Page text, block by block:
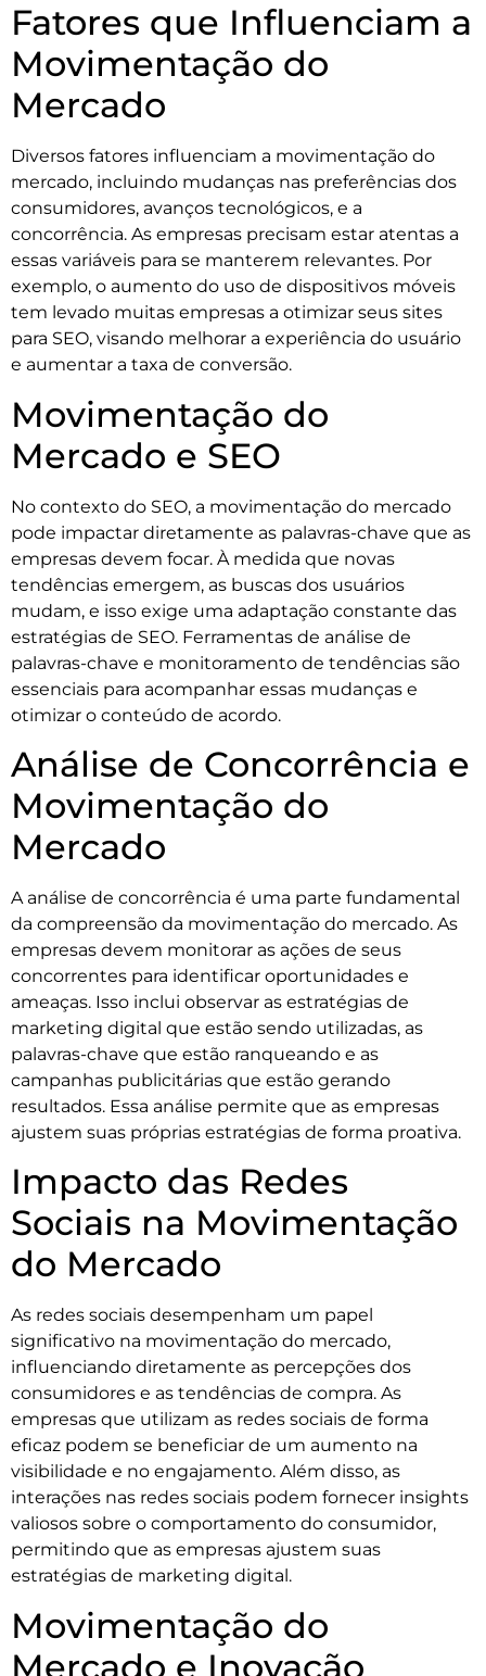
Fatores que Influenciam a
Movimentação do
Mercado
Diversos fatores influenciam a movimentação do
mercado, incluindo mudanças nas preferências dos
consumidores, avanços tecnológicos, e a
concorrência. As empresas precisam estar atentas a
essas variáveis para se manterem relevantes. Por
exemplo, o aumento do uso de dispositivos móveis
tem levado muitas empresas a otimizar seus sites
para SEO, visando melhorar a experiência do usuário
e aumentar a taxa de conversão.
Movimentação do
Mercado e SEO
No contexto do SEO, a movimentação do mercado
pode impactar diretamente as palavras-chave que as
empresas devem focar. À medida que novas
tendências emergem, as buscas dos usuários
mudam, e isso exige uma adaptação constante das
estratégias de SEO. Ferramentas de análise de
palavras-chave e monitoramento de tendências são
essenciais para acompanhar essas mudanças e
otimizar o conteúdo de acordo.
Análise de Concorrência e
Movimentação do
Mercado
A análise de concorrência é uma parte fundamental
da compreensão da movimentação do mercado. As
empresas devem monitorar as ações de seus
concorrentes para identificar oportunidades e
ameaças. Isso inclui observar as estratégias de
marketing digital que estão sendo utilizadas, as
palavras-chave que estão ranqueando e as
campanhas publicitárias que estão gerando
resultados. Essa análise permite que as empresas
ajustem suas próprias estratégias de forma proativa.
Impacto das Redes
Sociais na Movimentação
do Mercado
As redes sociais desempenham um papel
significativo na movimentação do mercado,
influenciando diretamente as percepções dos
consumidores e as tendências de compra. As
empresas que utilizam as redes sociais de forma
eficaz podem se beneficiar de um aumento na
visibilidade e no engajamento. Além disso, as
interações nas redes sociais podem fornecer insights
valiosos sobre o comportamento do consumidor,
permitindo que as empresas ajustem suas
estratégias de marketing digital.
Movimentação do
Mercado e Inovação